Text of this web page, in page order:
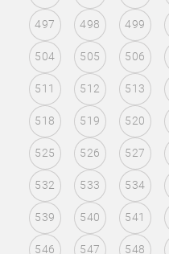
497 498 499
504 505 506
511 512 513
518 519 520
525 526 527
532 533 534
539 540 541
546 547 548